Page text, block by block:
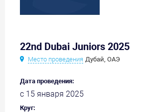
22nd Dubai Juniors 2025
Место проведения Дубай, ОАЭ
Дата проведения:
с 15 января 2025
Круг: